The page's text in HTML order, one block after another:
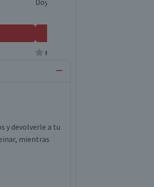
Doypack 750 ml
Producto sin calificar
y devolverle a tu
mientras